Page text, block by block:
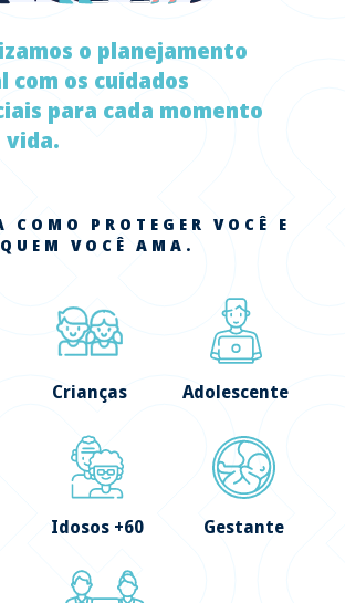
o planejamento
com os cuidados
para cada momento
vida.
COMO PROTEGER VOCÊ E
QUEM VOCÊ AMA.
Crianças Adolescente
Idosos +60 Gestante